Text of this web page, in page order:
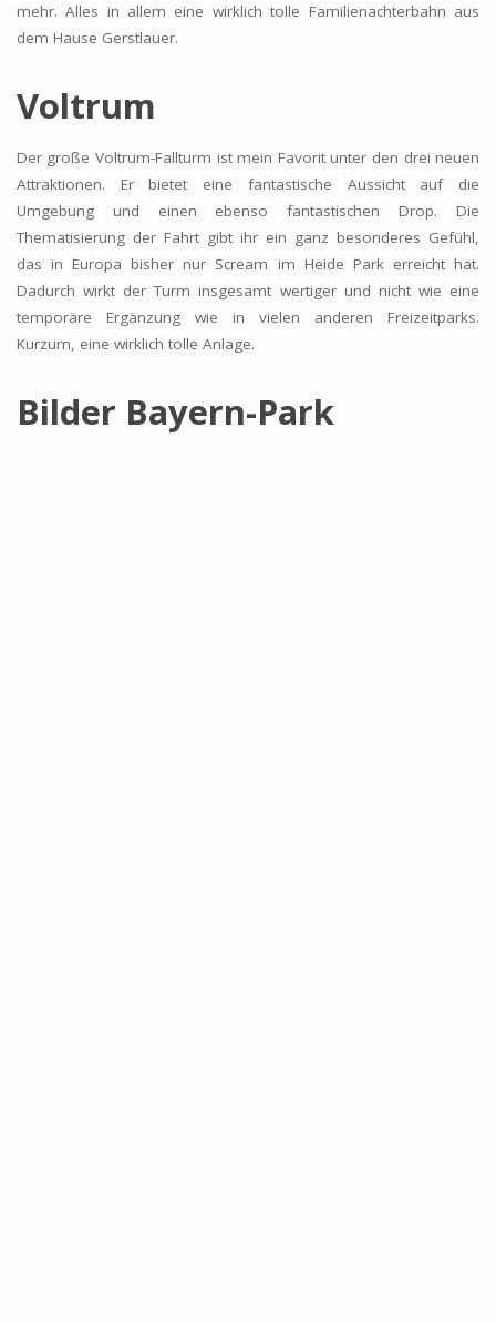
mehr. Alles in allem eine wirklich tolle Familienachterbahn aus
dem Hause Gerstlauer.
Voltrum
Der große Voltrum-Fallturm ist mein Favorit unter den drei neuen
Attraktionen. Er bietet eine fantastische Aussicht auf die
Umgebung und einen ebenso fantastischen Drop. Die
Thematisierung der Fahrt gibt ihr ein ganz besonderes Gefühl,
das in Europa bisher nur Scream im Heide Park erreicht hat.
Dadurch wirkt der Turm insgesamt wertiger und nicht wie eine
temporäre Ergänzung wie in vielen anderen Freizeitparks.
Kurzum, eine wirklich tolle Anlage.
Bilder Bayern-Park